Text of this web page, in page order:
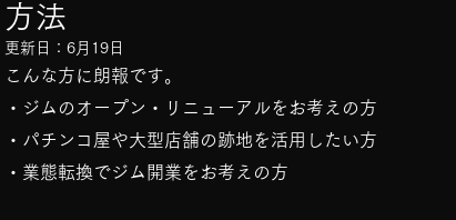
方法
更新日： 6月19日
こんな方に朗報です。
・ジムのオープン・リニューアルをお考えの方
・パチンコ屋や大型店舗の跡地を活用したい方
・業態転換でジム開業をお考えの方